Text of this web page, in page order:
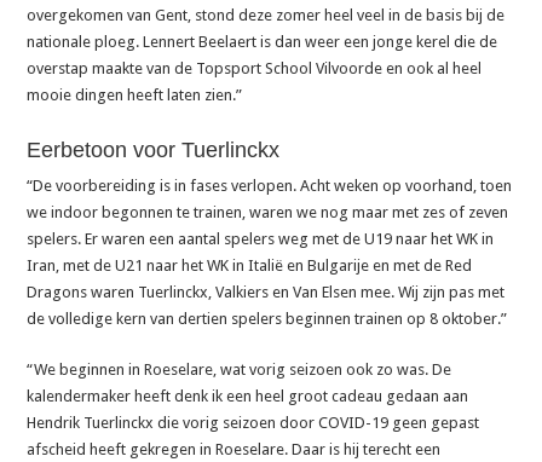
overgekomen van Gent, stond deze zomer heel veel in de basis bij de
nationale ploeg. Lennert Beelaert is dan weer een jonge kerel die de
overstap maakte van de Topsport School Vilvoorde en ook al heel
mooie dingen heeft laten zien.”
Eerbetoon voor Tuerlinckx
“De voorbereiding is in fases verlopen. Acht weken op voorhand, toen
we indoor begonnen te trainen, waren we nog maar met zes of zeven
spelers. Er waren een aantal spelers weg met de U19 naar het WK in
Iran, met de U21 naar het WK in Italië en Bulgarije en met de Red
Dragons waren Tuerlinckx, Valkiers en Van Elsen mee. Wij zijn pas met
de volledige kern van dertien spelers beginnen trainen op 8 oktober.”
“We beginnen in Roeselare, wat vorig seizoen ook zo was. De
kalendermaker heeft denk ik een heel groot cadeau gedaan aan
Hendrik Tuerlinckx die vorig seizoen door COVID-19 geen gepast
afscheid heeft gekregen in Roeselare. Daar is hij terecht een